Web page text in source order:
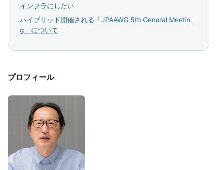
インフラにしたい
ハイブリッド開催される「JPAAWG 5th General Meetin
g」について
プロフィール